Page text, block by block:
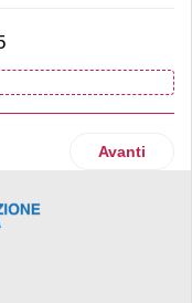
per il
Articolo
Avanti